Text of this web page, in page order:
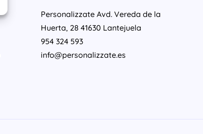
Personalizzate Avd. Vereda de la
Huerta, 28 41630 Lantejuela
954 324 593
info@personalizzate.es